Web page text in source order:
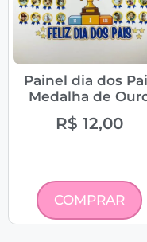
Painel dia dos
Medalha de
R$ 12,00
COMPRAR